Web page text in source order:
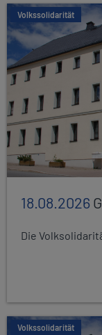
Volkssolidarität
18.08.2026
Die
Volkssolidarität